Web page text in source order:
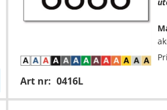
Art nr: 0416L